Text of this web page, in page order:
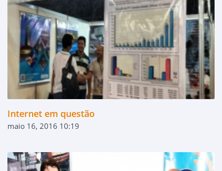
Internet em questão
maio 16, 2016 10:19